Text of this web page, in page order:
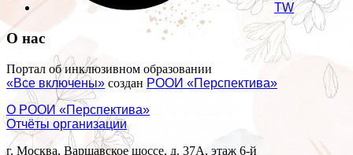
TW
О нас
Портал об инклюзивном образовании
«Все включены» создан РООИ «Перспектива»
О РООИ «Перспектива»
Отчёты организации
г. Москва, Варшавское шоссе, д. 37А, этаж 6-й